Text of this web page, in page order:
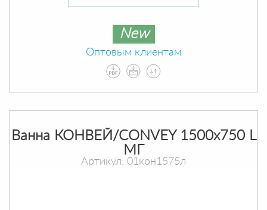
New
Оптовым клиентам
Ванна КОНВЕЙ/CONVEY 1500х750 L
МГ
Артикул: 01кон1575л